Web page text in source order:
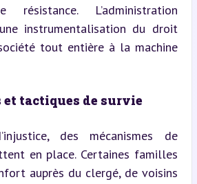
résistance. L’administration
instrumentalisation du droit
tout entière à la machine
et tactiques de survie
des mécanismes de
en place. Certaines familles
auprès du clergé, de voisins